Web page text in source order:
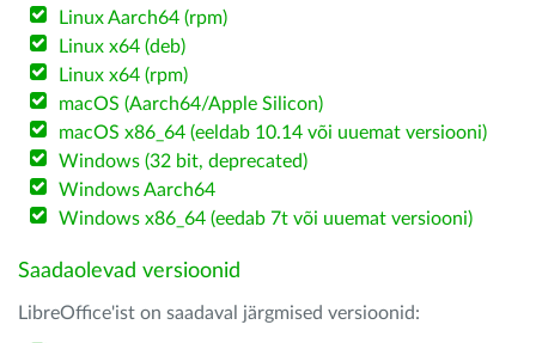
Linux Aarch64 (rpm)
Linux x64 (deb)
Linux x64 (rpm)
macOS (Aarch64/Apple Silicon)
macOS x86_64 (eeldab 10.14 või uuemat versiooni)
Windows (32 bit, deprecated)
Windows Aarch64
Windows x86_64 (eedab 7t või uuemat versiooni)
Saadaolevad versioonid
LibreOffice'ist on saadaval järgmised versioonid: